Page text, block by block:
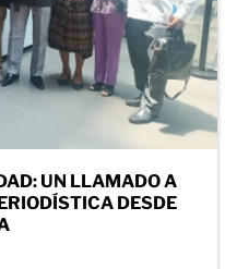
UN LLAMADO A
DESDE